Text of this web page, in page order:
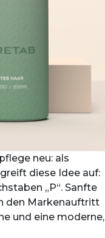
neu: als
diese Idee auf:
„P“. Sanfte
den Markenauftritt
und eine moderne,